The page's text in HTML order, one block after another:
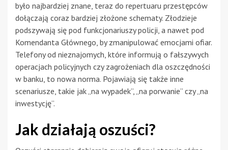
było najbardziej znane, teraz do repertuaru przestępców
dołączają coraz bardziej złożone schematy. Złodzieje
podszywają się pod funkcjonariuszy policji, a nawet pod
Komendanta Głównego, by zmanipulować emocjami ofiar.
Telefony od nieznajomych, które informują o fałszywych
operacjach policyjnych czy zagrożeniach dla oszczędności
w banku, to nowa norma. Pojawiają się także inne
scenariusze, takie jak „na wypadek”, „na porwanie” czy „na
inwestycję”.
Jak działają oszuści?